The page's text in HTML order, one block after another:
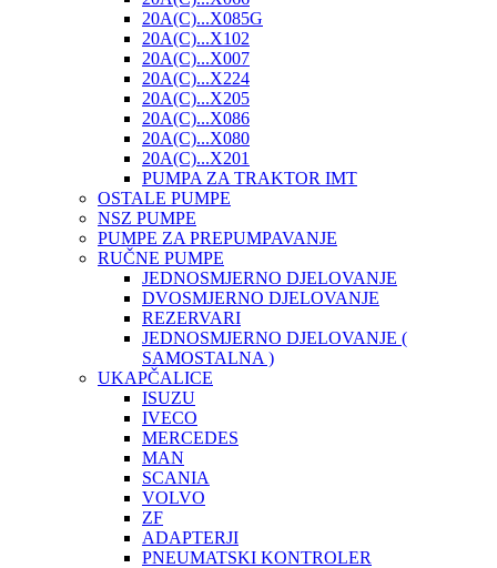
20A(C)...X085G
20A(C)...X102
20A(C)...X007
20A(C)...X224
20A(C)...X205
20A(C)...X086
20A(C)...X080
20A(C)...X201
PUMPA ZA TRAKTOR IMT
OSTALE PUMPE
NSZ PUMPE
PUMPE ZA PREPUMPAVANJE
RUČNE PUMPE
JEDNOSMJERNO DJELOVANJE
DVOSMJERNO DJELOVANJE
REZERVARI
JEDNOSMJERNO DJELOVANJE (
SAMOSTALNA )
UKAPČALICE
ISUZU
IVECO
MERCEDES
MAN
SCANIA
VOLVO
ZF
ADAPTERJI
PNEUMATSKI KONTROLER